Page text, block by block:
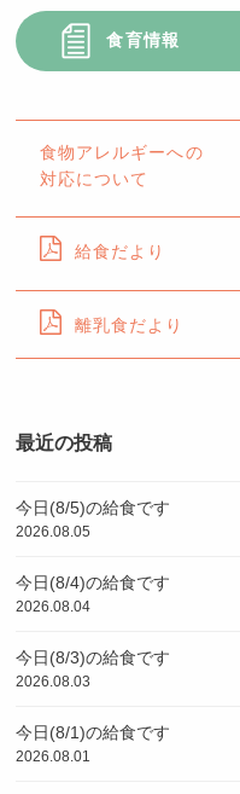
食育情報
食物アレルギーへの
対応について
給食だより
離乳食だより
最近の投稿
今日(8/5)の給食です
2026.08.05
今日(8/4)の給食です
2026.08.04
今日(8/3)の給食です
2026.08.03
今日(8/1)の給食です
2026.08.01